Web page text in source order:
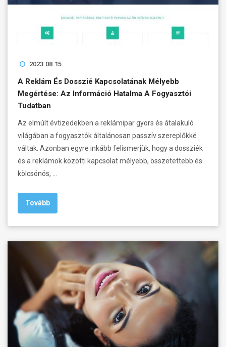
2023.08.15.
A Reklám És Dosszié Kapcsolatának Mélyebb
Megértése: Az Információ Hatalma A Fogyasztói
Tudatban
Az elmúlt évtizedekben a reklámipar gyors és átalakuló
világában a fogyasztók általánosan passzív szereplőkké
váltak. Azonban egyre inkább felismerjük, hogy a dossziék
és a reklámok közötti kapcsolat mélyebb, összetettebb és
kölcsönös, …
Tovább